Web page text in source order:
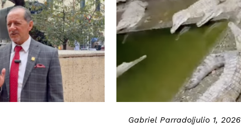
Gabriel Parrado|julio 1, 2026